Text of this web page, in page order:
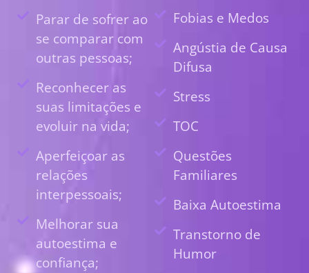
Parar de sofrer ao
se comparar com
outras pessoas;
Reconhecer as
suas limitações e
evoluir na vida;
Aperfeiçoar as
relações
interpessoais;
Melhorar sua
autoestima e
confiança;
Fobias e Medos
Angústia de Causa
Difusa
Stress
TOC
Questões
Familiares
Baixa Autoestima
Transtorno de
Humor